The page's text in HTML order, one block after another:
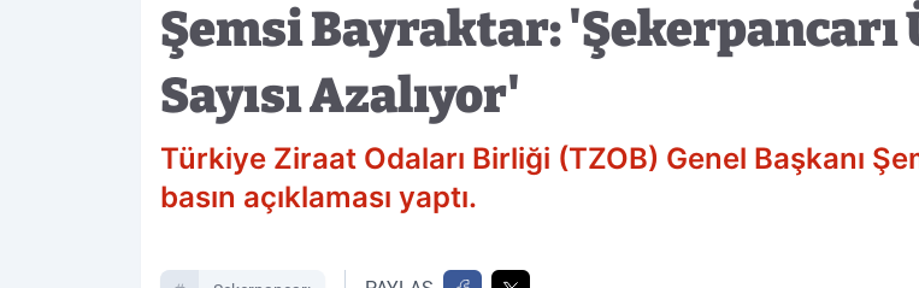
Şemsi Bayraktar:
Sayısı Azalıyor'
Türkiye Ziraat Odaları Birliği (TZOB) Genel Başkanı
basın açıklaması yaptı.